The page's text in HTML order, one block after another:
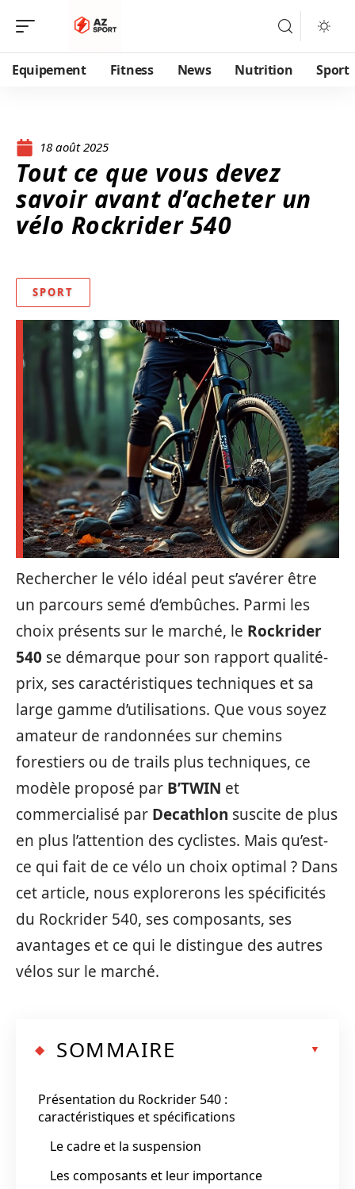
Equipement Fitness News Nutrition Sport
18 août 2025
Tout ce que vous devez
savoir avant d’acheter un
vélo Rockrider 540
SPORT
Rechercher le vélo idéal peut s’avérer être
un parcours semé d’embûches. Parmi les
choix présents sur le marché, le Rockrider
540 se démarque pour son rapport qualité-
prix, ses caractéristiques techniques et sa
large gamme d’utilisations. Que vous soyez
amateur de randonnées sur chemins
forestiers ou de trails plus techniques, ce
modèle proposé par B’TWIN et
commercialisé par Decathlon suscite de plus
en plus l’attention des cyclistes. Mais qu’est-
ce qui fait de ce vélo un choix optimal ? Dans
cet article, nous explorerons les spécificités
du Rockrider 540, ses composants, ses
avantages et ce qui le distingue des autres
vélos sur le marché.
SOMMAIRE
Présentation du Rockrider 540 :
caractéristiques et spécifications
Le cadre et la suspension
Les composants et leur importance